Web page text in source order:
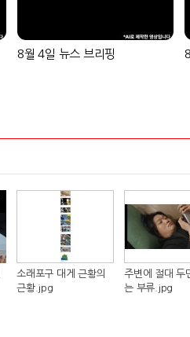
8월 4일 뉴스 브리핑
소래포구 대게 근황의
근황.jpg
주변에 절대 두
는 부류.jpg